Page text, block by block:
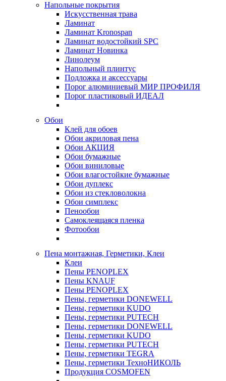
Напольные покрытия
Искусственная трава
Ламинат
Ламинат Kronospan
Ламинат водостойкий SPC
Ламинат Новинка
Линолеум
Напольный плинтус
Подложка и аксессуары
Порог алюминиевый МИР ПРОФИЛЯ
Порог пластиковый ИДЕАЛ
Обои
Клей для обоев
Обои акриловая пена
Обои АКЦИЯ
Обои бумажные
Обои виниловые
Обои влагостойкие бумажные
Обои дуплекс
Обои из стекловолокна
Обои симплекс
Пенообои
Самоклеящаяся пленка
Фотообои
Пена монтажная, Герметики, Клеи
Клеи
Пены PENOPLEX
Пены KNAUF
Пены PENOPLEX
Пены, герметики DONEWELL
Пены, герметики KUDO
Пены, герметики PUTECH
Пены, герметики DONEWELL
Пены, герметики KUDO
Пены, герметики PUTECH
Пены, герметики TEGRA
Пены, герметики ТехноНИКОЛЬ
Продукция COSMOFEN